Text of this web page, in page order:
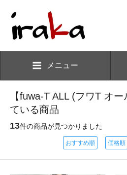
メニュー
【fuwa-T ALL (フワT オ
ている商品
13件の商品が見つかりました
おすすめ順 価格順